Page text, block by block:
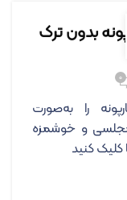
بدون ترک
۰
را به‌صورت
و خوشمزه
کلیک کنید